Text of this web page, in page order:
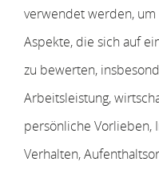
verwendet werden,
Aspekte, die sich auf
zu bewerten,
Arbeitsleistung,
persönliche Vorlieben,
Verhalten,